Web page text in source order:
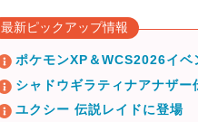
最新ピックアップ情報
ポケモンXP＆WCS2026イ
シャドウギラティナアナザ
ユクシー 伝説レイドに登場